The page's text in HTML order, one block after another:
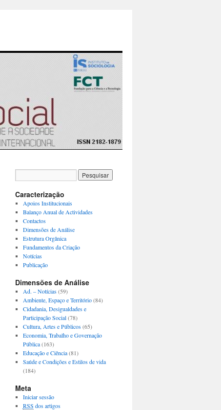
Caracterização
Apoios Institucionais
Balanço Anual de Actividades
Contactos
Dimensões de Análise
Estrutura Orgânica
Fundamentos da Criação
Notícias
Publicação
Dimensões de Análise
Ad. – Notícias(59)
Ambiente, Espaço e Território(84)
Cidadania, Desigualdades e
Participação Social(78)
Cultura, Artes e Públicos(65)
Economia, Trabalho e Governação
Pública(163)
Educação e Ciência(81)
Saúde e Condições e Estilos de vida
(184)
Meta
Iniciar sessão
RSS dos artigos